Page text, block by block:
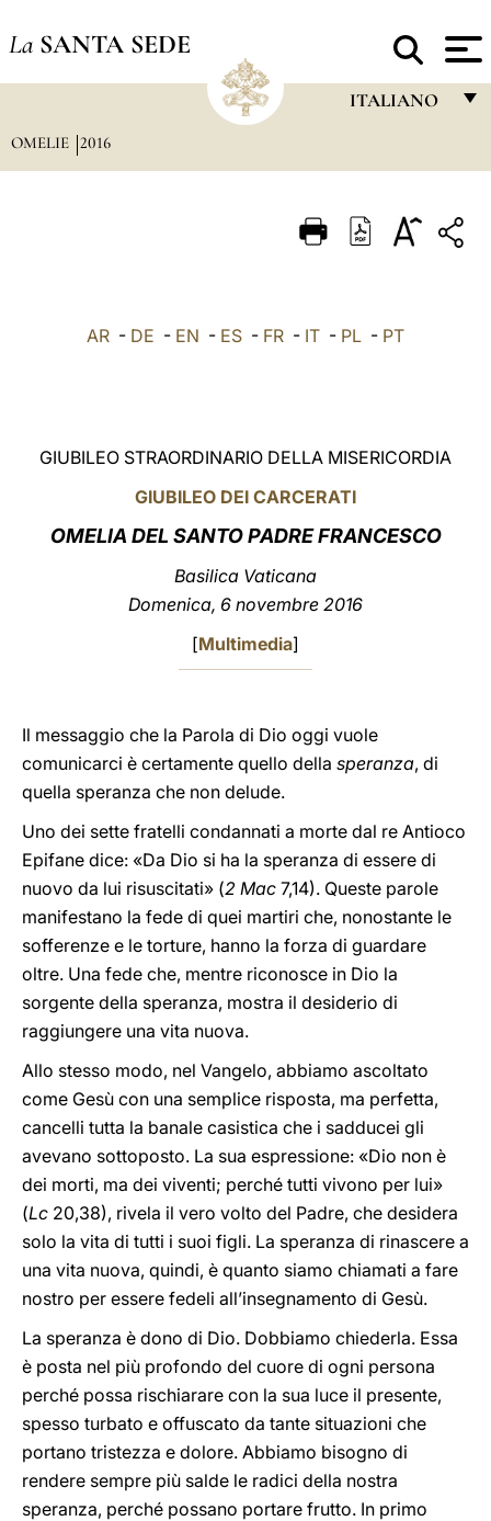
La SANTA SEDE
ITALIANO
ITALIANO
中文
LATINE
OMELIE 2016
AR - DE - EN - ES - FR - IT - PL - PT
GIUBILEO STRAORDINARIO DELLA MISERICORDIA
GIUBILEO DEI CARCERATI
OMELIA DEL SANTO PADRE FRANCESCO
Basilica Vaticana
Domenica, 6 novembre 2016
[Multimedia]
Il messaggio che la Parola di Dio oggi vuole
comunicarci è certamente quello della speranza, di
quella speranza che non delude.
Uno dei sette fratelli condannati a morte dal re Antioco
Epifane dice: «Da Dio si ha la speranza di essere di
nuovo da lui risuscitati» (2 Mac 7,14). Queste parole
manifestano la fede di quei martiri che, nonostante le
sofferenze e le torture, hanno la forza di guardare
oltre. Una fede che, mentre riconosce in Dio la
sorgente della speranza, mostra il desiderio di
raggiungere una vita nuova.
Allo stesso modo, nel Vangelo, abbiamo ascoltato
come Gesù con una semplice risposta, ma perfetta,
cancelli tutta la banale casistica che i sadducei gli
avevano sottoposto. La sua espressione: «Dio non è
dei morti, ma dei viventi; perché tutti vivono per lui»
(Lc 20,38), rivela il vero volto del Padre, che desidera
solo la vita di tutti i suoi figli. La speranza di rinascere a
una vita nuova, quindi, è quanto siamo chiamati a fare
nostro per essere fedeli all’insegnamento di Gesù.
La speranza è dono di Dio. Dobbiamo chiederla. Essa
è posta nel più profondo del cuore di ogni persona
perché possa rischiarare con la sua luce il presente,
spesso turbato e offuscato da tante situazioni che
portano tristezza e dolore. Abbiamo bisogno di
rendere sempre più salde le radici della nostra
speranza, perché possano portare frutto. In primo